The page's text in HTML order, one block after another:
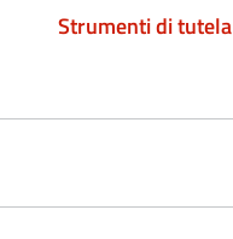
Strumenti di tutela